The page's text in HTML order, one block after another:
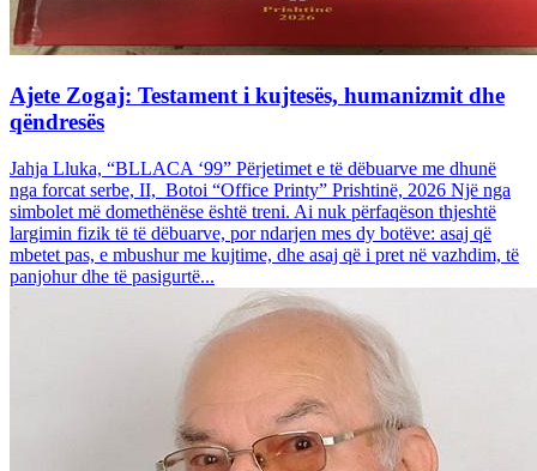
Ajete Zogaj: Testament i kujtesës, humanizmit dhe
qëndresës
Jahja Lluka, “BLLACA ‘99” Përjetimet e të dëbuarve me dhunë
nga forcat serbe, II, Botoi “Office Printy” Prishtinë, 2026 Një nga
simbolet më domethënëse është treni. Ai nuk përfaqëson thjeshtë
largimin fizik të të dëbuarve, por ndarjen mes dy botëve: asaj që
mbetet pas, e mbushur me kujtime, dhe asaj që i pret në vazhdim, të
panjohur dhe të pasigurtë...